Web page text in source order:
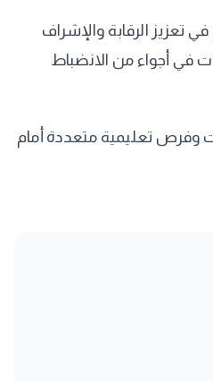
تسعى إلى خفض هذا العدد إلى أقل من 1000 مجمع، بما يسهم في تعزيز الرقابة والإشراف
في أجواء من الانضباط
وفرص تعليمية متعددة أمام